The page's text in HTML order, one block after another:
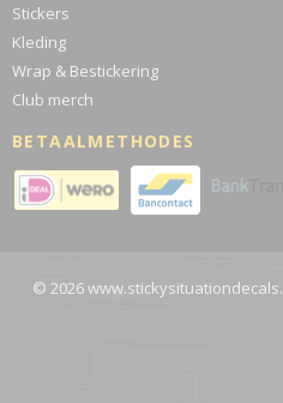
Stickers
Kleding
Wrap & Bestickering
Club merch
BETAALMETHODES
© 2026